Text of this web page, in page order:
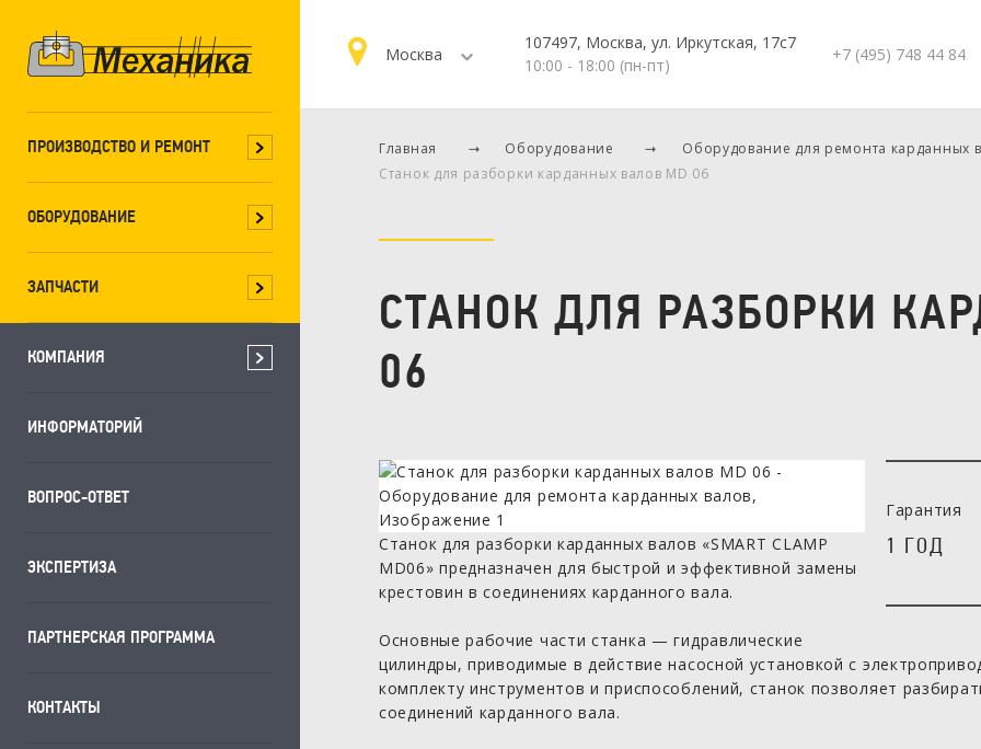
ПРОИЗВОДСТВО И РЕМОНТ
ОБОРУДОВАНИЕ
ЗАПЧАСТИ
КОМПАНИЯ
ИНФОРМАТОРИЙ
ВОПРОС-ОТВЕТ
ЭКСПЕРТИЗА
ПАРТНЕРСКАЯ ПРОГРАММА
КОНТАКТЫ
Москва
107497, Москва, ул. Иркутская, 17с7
10:00 - 18:00 (пн-пт)
+7 (495) 748 44 84
Главная Оборудование
Оборудование для ремонта карданных
Станок для разборки карданных валов MD 06
СТАНОК ДЛЯ РАЗБОРКИ
06
Гарантия
1 ГОД
Станок для разборки карданных валов «SMART CLAMP
MD06» предназначен для быстрой и эффективной замены
крестовин в соединениях карданного вала.
Основные рабочие части станка — гидравлические
цилиндры, приводимые в действие насосной установкой с
комплекту инструментов и приспособлений, станок позволяет
соединений карданного вала.